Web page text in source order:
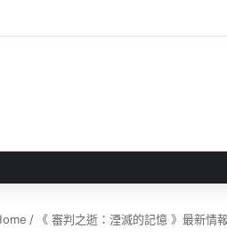
試玩報告 源義經將是事件的起源！？
/ 《 審判之逝：湮滅的記憶 》最新情